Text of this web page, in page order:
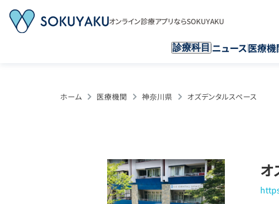
オンライン診療アプリならSOKUYAKU
診療科目 ニュース医療機
ホーム 医療機関 神奈川県 オズデンタルスペース
オ